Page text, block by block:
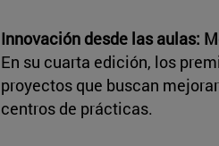
Innovación desde las aulas:
En su cuarta edición, los
proyectos que buscan
centros de prácticas.